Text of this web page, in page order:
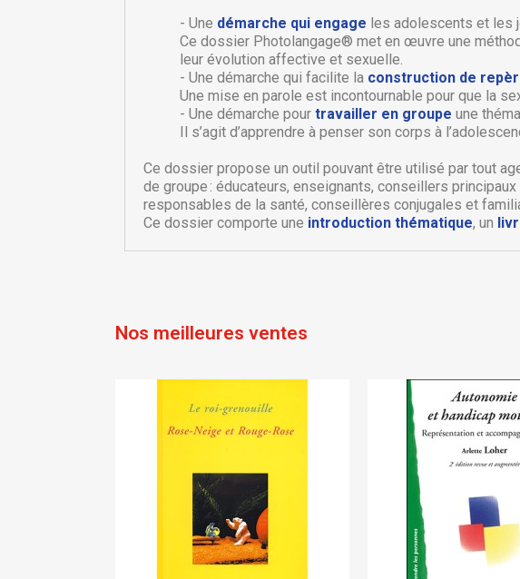
Ajouter à ma
add_circle_outline Créer une
Créer une
Nom de la liste
Connexion
Vous devez être
- Une démarche qui engage les adolescents et les
Ce dossier Photolangage® met en œuvre une
leur évolution affective et sexuelle.
- Une démarche qui facilite la construction de
Une mise en parole est incontournable pour que la
- Une démarche pour travailler en groupe une
Il s’agit d’apprendre à penser son corps à
Ce dossier propose un outil pouvant être utilisé par tout
de groupe : éducateurs, enseignants, conseillers
responsables de la santé, conseillères conjugales et
Ce dossier comporte une introduction thématique, un
Nos meilleures ventes